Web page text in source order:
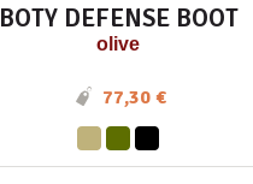
BOTY DEFENSE BOOT
olive
77,30 €